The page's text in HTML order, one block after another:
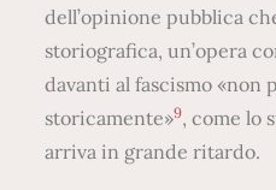
dell’opinione pubblica
storiografica, un’opera
davanti al fascismo «non
storicamente»9, come lo
arriva in grande ritardo.